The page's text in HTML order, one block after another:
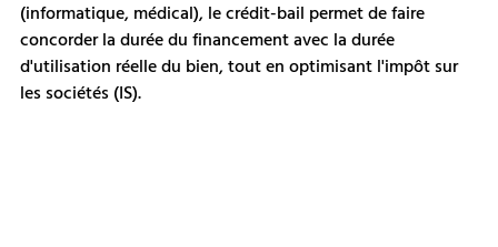
(informatique, médical), le crédit-bail permet de faire
concorder la durée du financement avec la durée
d'utilisation réelle du bien, tout en optimisant l'impôt sur
les sociétés (IS).